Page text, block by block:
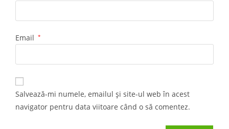
Email *
Salvează-mi numele, emailul și site-ul web în acest
navigator pentru data viitoare când o să comentez.